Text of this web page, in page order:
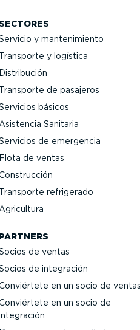
y mante­ni­miento
Transporte y logística
Distri­bución
Transporte de pasajeros
básicos
Sanitaria
de emergencia
Flota de ventas
Transporte refrigerado
PARTNERS
de ventas
de integración
en un socio de ventas
en un socio de